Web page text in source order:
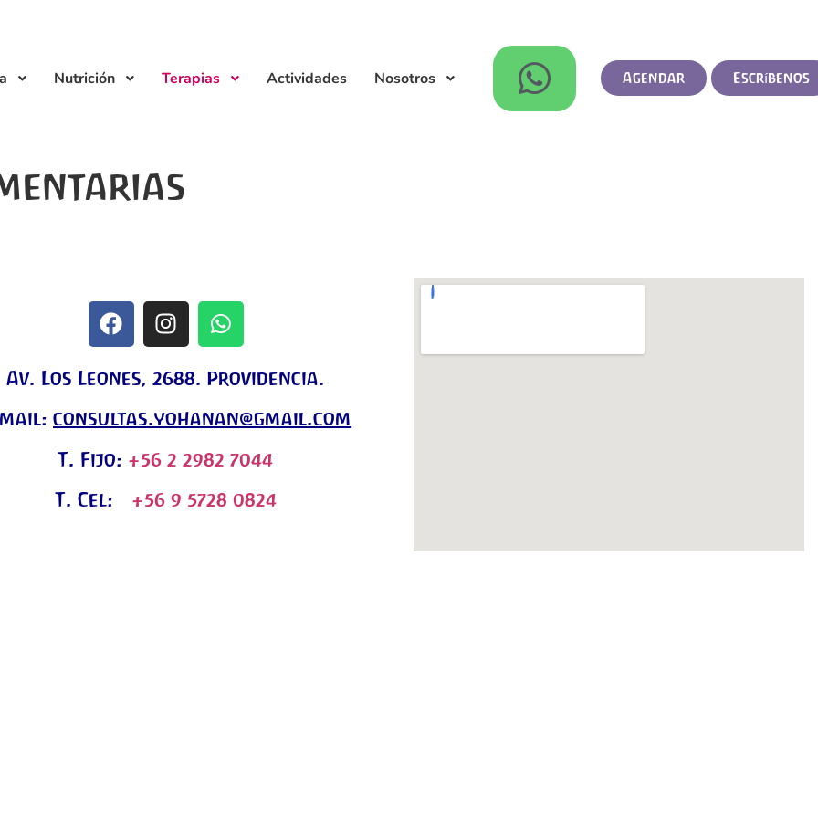
Nutrición Terapias Actividades Nosotros Agendar Escríbenos
Av. Los Leones, 2688. Providencia.
consultas.yohanan@gmail.com
T. Fijo: +56 2 2982 7044
T. Cel: +56 9 5728 0824